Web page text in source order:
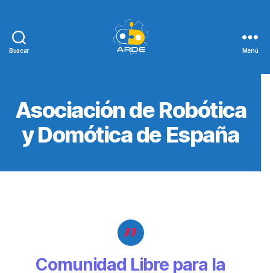
Buscar Menú
Asociación de Robótica
y Domótica de España
Comunidad Libre para la